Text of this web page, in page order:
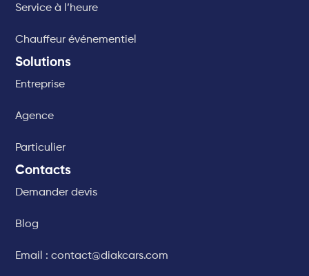
Service à l’heure
Chauffeur événementiel
Solutions
Entreprise
Agence
Particulier
Contacts
Demander devis
Blog
Email : contact@diakcars.com